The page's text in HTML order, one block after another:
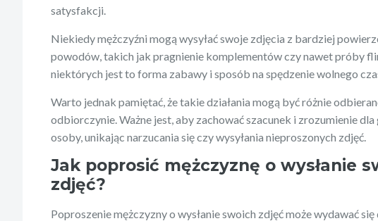
satysfakcji.
Niekiedy mężczyźni mogą wysyłać swoje zdjęcia z bardziej
powodów, takich jak pragnienie komplementów czy nawet próby
niektórych jest to forma zabawy i sposób na spędzenie wolnego
Warto jednak pamiętać, że takie działania mogą być różnie
odbiorczynie. Ważne jest, aby zachować szacunek i zrozumienie
osoby, unikając narzucania się czy wysyłania nieproszonych zdjęć.
Jak poprosić mężczyznę o wysłanie
zdjęć?
Poproszenie mężczyzny o wysłanie swoich zdjęć może wydawać
niezastąpieni sojusznicy w
codziennym pięknie
na kulturę mody i sportu